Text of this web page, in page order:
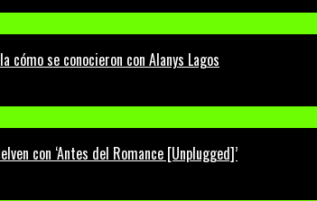
cómo se conocieron con Alanys Lagos
con ‘Antes del Romance [Unplugged]’